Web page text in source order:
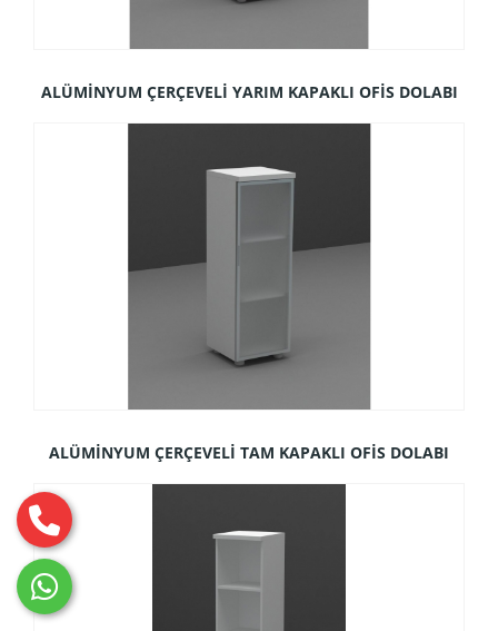
ALÜMİNYUM ÇERÇEVELİ YARIM KAPAKLI OFİS DOLABI
ALÜMİNYUM ÇERÇEVELİ TAM KAPAKLI OFİS DOLABI